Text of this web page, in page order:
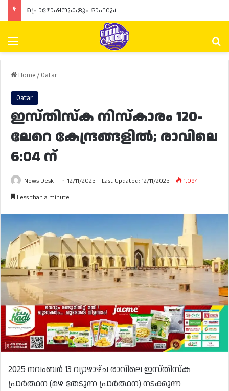
Menu
Home/ Qatar
Qatar
ഇസ്തിസ്ക നിസ്കാരം 120-
ലേറെ കേന്ദ്രങ്ങളിൽ; രാവിലെ
6:04 ന്
News Desk 12/11/2025 Last Updated: 12/11/2025
1,094
Less than a minute
2025 നവംബർ 13 വ്യാഴാഴ്ച രാവിലെ ഇസ്തിസ്‌ക
പ്രാർത്ഥന (മഴ തേടുന്ന പ്രാർത്ഥന) നടക്കുന്ന